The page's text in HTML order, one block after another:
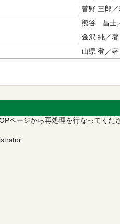
菅野 三郎
熊谷 昌士
金沢 純／著
山県 登／著
ページから再処理を行なってくだ